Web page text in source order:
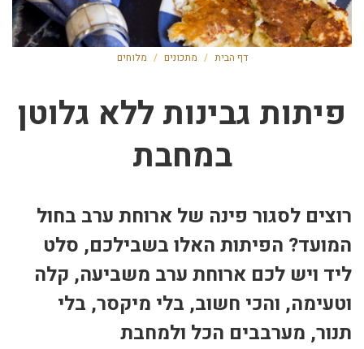
דף הבית / מתכונים / מלוחים
פיתות גבינות ללא גלוטן
במחבת
רוצים לסגור פינה של ארוחת ערב בחול
המועד? הפיתות האלו בשבילכם, סלט
ליד ויש לכם ארוחת ערב משביעה, קלה
וטעימה, והכי חשוב, בלי מיקסר, בלי
תנור, מערבבים הכל ולמחבת